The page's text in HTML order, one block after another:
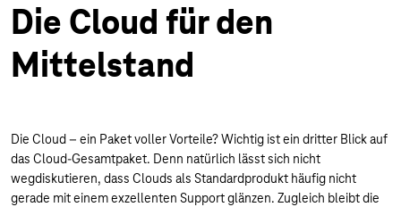
Die Cloud für den
Mittelstand
Die Cloud – ein Paket voller Vorteile? Wichtig ist ein dritter Blick auf
das Cloud-Gesamtpaket. Denn natürlich lässt sich nicht
wegdiskutieren, dass Clouds als Standardprodukt häufig nicht
gerade mit einem exzellenten Support glänzen. Zugleich bleibt die